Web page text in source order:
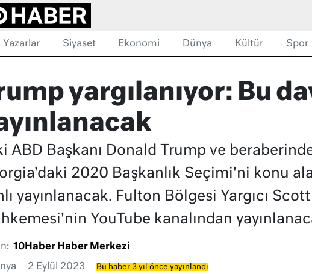
Yazarlar Siyaset Ekonomi Dünya Kültür Spor
yargılanıyor: Bu
ABD Başkanı Donald Trump ve beraberinde
2020 Başkanlık Seçimi'ni konu
yayınlanacak. Fulton Bölgesi Yargıcı
YouTube kanalından
10Haber Haber Merkezi
2 Eylül 2023 Bu haber 3 yıl önce yayınlandı